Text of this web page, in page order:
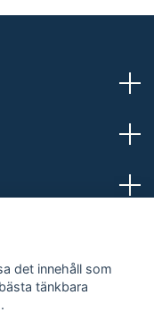
det innehåll som
tänkbara